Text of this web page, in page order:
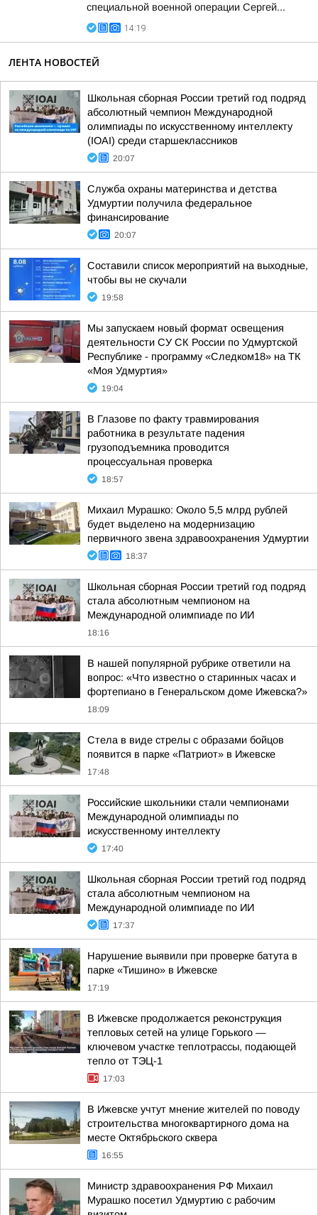
специальной военной операции Сергей...
14:19
ЛЕНТА НОВОСТЕЙ
Школьная сборная России третий год подряд
абсолютный чемпион Международной
олимпиады по искусственному интеллекту
(IOAI) среди старшеклассников
20:07
Служба охраны материнства и детства
Удмуртии получила федеральное
финансирование
20:07
Составили список мероприятий на выходные,
чтобы вы не скучали
19:58
Мы запускаем новый формат освещения
деятельности СУ СК России по Удмуртской
Республике - программу «Следком18» на ТК
«Моя Удмуртия»
19:04
В Глазове по факту травмирования
работника в результате падения
грузоподъемника проводится
процессуальная проверка
18:57
Михаил Мурашко: Около 5,5 млрд рублей
будет выделено на модернизацию
первичного звена здравоохранения Удмуртии
18:37
Школьная сборная России третий год подряд
стала абсолютным чемпионом на
Международной олимпиаде по ИИ
18:16
В нашей популярной рубрике ответили на
вопрос: «Что известно о старинных часах и
фортепиано в Генеральском доме Ижевска?»
18:09
Стела в виде стрелы с образами бойцов
появится в парке «Патриот» в Ижевске
17:48
Российские школьники стали чемпионами
Международной олимпиады по
искусственному интеллекту
17:40
Школьная сборная России третий год подряд
стала абсолютным чемпионом на
Международной олимпиаде по ИИ
17:37
Нарушение выявили при проверке батута в
парке «Тишино» в Ижевске
17:19
В Ижевске продолжается реконструкция
тепловых сетей на улице Горького —
ключевом участке теплотрассы, подающей
тепло от ТЭЦ-1
17:03
В Ижевске учтут мнение жителей по поводу
строительства многоквартирного дома на
месте Октябрьского сквера
16:55
Министр здравоохранения РФ Михаил
Мурашко посетил Удмуртию с рабочим